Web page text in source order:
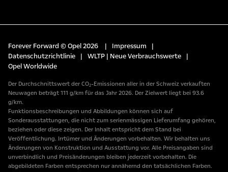
Forever Forward © Opel 2026 | Impressum
|
Datenschutzrichtlinie
| WLTP | Neue Verbrauchswerte
|
Opel Worldwide
Der Durchschnittswert der CO₂-Emissionen aller in der Schweiz verkauften
Neuwagen beträgt 111 g/km für das Jahr 2026. Der Zielwert liegt bei 93.6
g/km.
Funktionsbeschreibungen und Abbildungen können sich auf
Sonderausstattungen, die nicht zum serienmässigen Lieferumfang gehören,
beziehen oder diese zeigen. Der Inhalt entspricht dem Stand bei
Veröffentlichung. Irrtümer und Änderungen vorbehalten. Wir behalten uns
Änderungen von Konstruktion und Ausstattung vor. Alle Preisangaben sind
unverbindlich und Preisänderungen bleiben jederzeit vorbehalten. Die
abgebildeten Farben entsprechen nur annähernd den tatsächlichen Farben.